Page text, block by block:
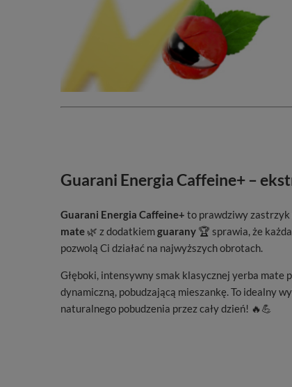
Guarani Energia Caffeine+ –
Guarani Energia Caffeine+ to prawdziwy zastrzyk
mate 🌿 z dodatkiemguarany 🏆 sprawia, że
pozwolą Ci działać na najwyższych obrotach.
Głęboki, intensywny smak klasycznej yerba
dynamiczną, pobudzającą mieszankę. To idealny
naturalnego pobudzenia przez cały dzień! 🔥💪